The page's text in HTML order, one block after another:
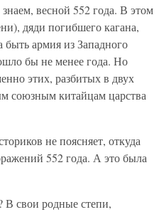
весной 552 года. В этом
дяди погибшего кагана,
армия из Западного
бы не менее года. Но
этих, разбитых в двух
союзным китайцам царства
не поясняет, откуда
552 года. А это была
В свои родные степи,